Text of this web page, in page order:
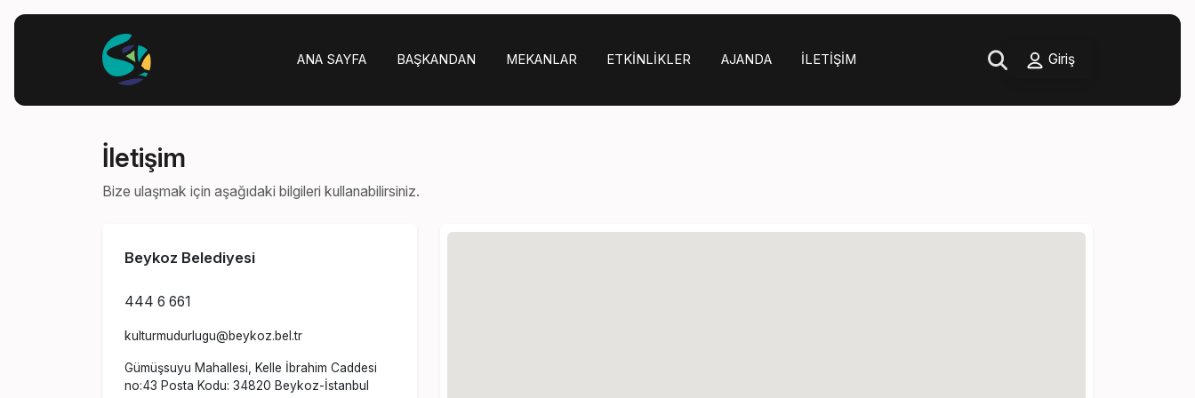
ANA SAYFA BAŞKANDAN MEKANLAR ETKINLIKLER AJANDA İLETIŞIM Giriş
İletişim
Bize ulaşmak için aşağıdaki bilgileri kullanabilirsiniz.
Beykoz Belediyesi
444 6 661
kulturmudurlugu@beykoz.bel.tr
Gümüşsuyu Mahallesi, Kelle İbrahim Caddesi
no:43 Posta Kodu: 34820 Beykoz-İstanbul